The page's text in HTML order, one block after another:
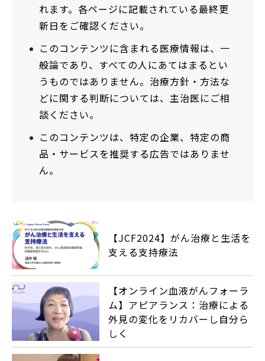
れます。各ページに記載されている最終更
新日をご確認ください。
このコンテンツに含まれる医療情報は、一
般論であり、すべての人にあてはまるとい
うものではありません。治療方針・方法な
どに関する判断については、主治医にご相
談ください。
このコンテンツは、特定の企業、特定の商
品・サービスを推奨する広告ではありませ
ん。
【JCF2024】がん治療と生活を
支える支持療法
【オンライン血液がんフォーラ
ム】アピアランス：治療による
外見の変化をリカバーし自分ら
しく